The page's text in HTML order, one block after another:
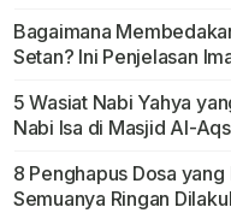
Bagaimana
Setan? Ini Penjelasan
5 Wasiat Nabi Yahya
Nabi Isa di Masjid Al-
8 Penghapus Dosa
Semuanya Ringan